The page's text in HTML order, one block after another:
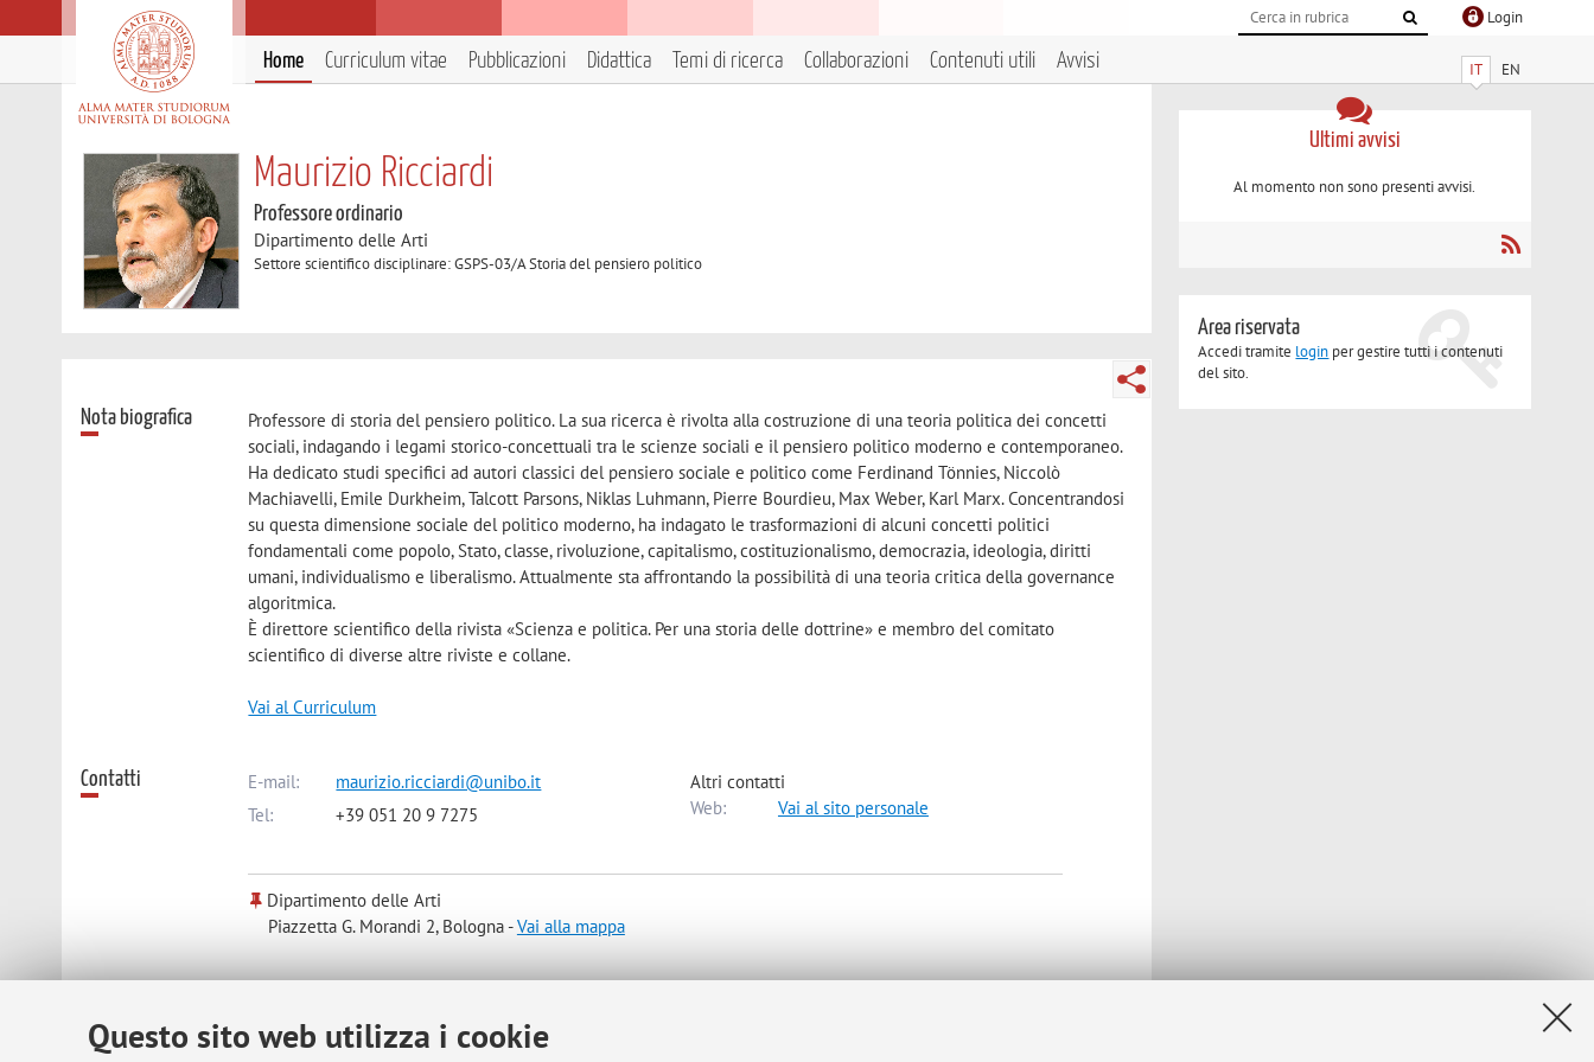
Questo sito web utilizza i cookie
Login
IT EN
Home Curriculum vitae Pubblicazioni Didattica Temi di ricerca Collaborazioni Contenuti utili Avvisi
Maurizio Ricciardi
Professore ordinario
Dipartimento delle Arti
Settore scientifico disciplinare: GSPS-03/A Storia del pensiero politico
Nota biografica
Professore di storia del pensiero politico. La sua ricerca è rivolta alla costruzione di una teoria politica dei concetti
sociali, indagando i legami storico-concettuali tra le scienze sociali e il pensiero politico moderno e contemporaneo.
Ha dedicato studi specifici ad autori classici del pensiero sociale e politico come Ferdinand Tönnies, Niccolò
Machiavelli, Emile Durkheim, Talcott Parsons, Niklas Luhmann, Pierre Bourdieu, Max Weber, Karl Marx. Concentrandosi
su questa dimensione sociale del politico moderno, ha indagato le trasformazioni di alcuni concetti politici
fondamentali come popolo, Stato, classe, rivoluzione, capitalismo, costituzionalismo, democrazia, ideologia, diritti
umani, individualismo e liberalismo. Attualmente sta affrontando la possibilità di una teoria critica della governance
algoritmica.
È direttore scientifico della rivista «Scienza e politica. Per una storia delle dottrine» e membro del comitato
scientifico di diverse altre riviste e collane.
Vai al Curriculum
Contatti E-mail:
maurizio.ricciardi@unibo.it
Tel:
+39 051 20 9 7275
Altri contatti
Web:
Vai al sito personale
Dipartimento delle Arti
Piazzetta G. Morandi 2, Bologna -Vai alla mappa
Ultimi avvisi
Al momento non sono presenti avvisi.
Area riservata
Accedi tramite login per gestire tutti i contenuti
del sito.